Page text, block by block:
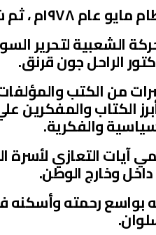
مناصب بالمنظمات والمعاهد الدولية.
الراحل جون قرنق.
من الكتب
الكتاب والمفكرين
والفكرية.
آيات التعازي لأسرة
وخارج الوطن.
بواسع رحمته وأسكنه